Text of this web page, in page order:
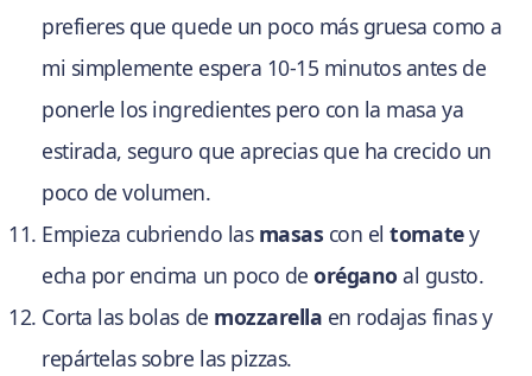
prefieres que quede un poco más gruesa como a
mi simplemente espera 10-15 minutos antes de
ponerle los ingredientes pero con la masa ya
estirada, seguro que aprecias que ha crecido un
poco de volumen.
Empieza cubriendo las masas con eltomatey
echa por encima un poco deorégano al gusto.
Corta las bolas de mozzarella en rodajas finas y
repártelas sobre las pizzas.